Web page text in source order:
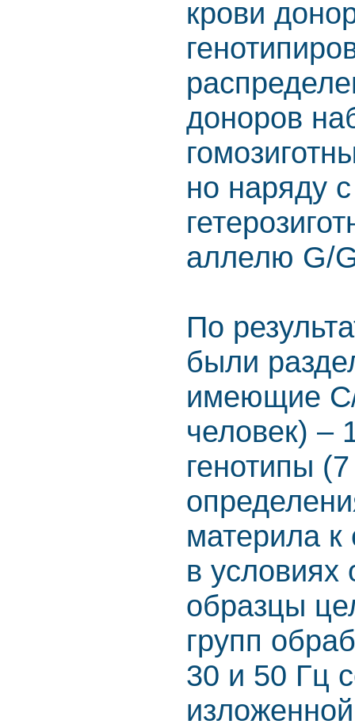
крови
доноров
но наряду
аллелю G/
По
были
имеющие С/
человек) –
генотипы
материла
в условиях
образцы
групп
30 и 50 Гц